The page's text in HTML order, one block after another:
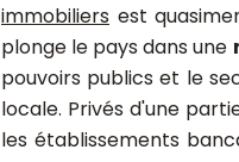
immobiliers est
plonge le pays dans une
pouvoirs publics et le
locale. Privés d'une
les établissements